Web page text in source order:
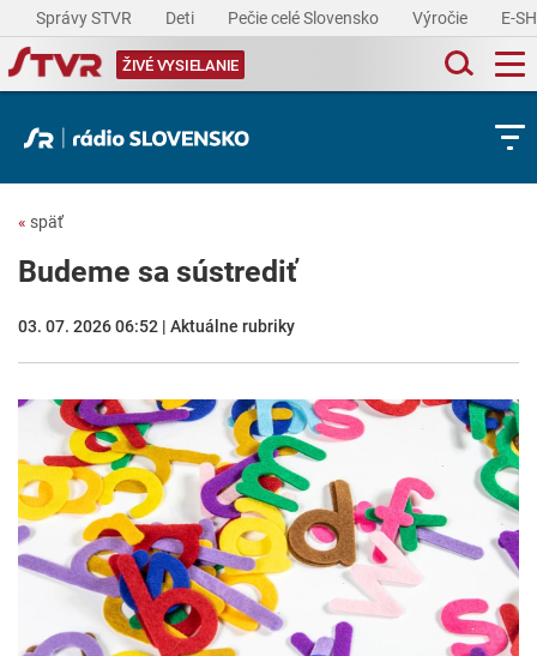
Správy STVR Deti Pečie celé Slovensko Výročie E-
ŽIVÉ VYSIELANIE
« späť
Budeme sa sústrediť
03. 07. 2026 06:52 | Aktuálne rubriky